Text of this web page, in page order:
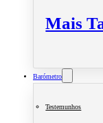
Mais
Barómetro
Testemunhos